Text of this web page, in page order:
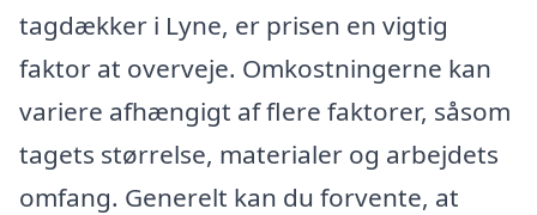
tagdækker i Lyne, er prisen en vigtig
faktor at overveje. Omkostningerne kan
variere afhængigt af flere faktorer, såsom
tagets størrelse, materialer og arbejdets
omfang. Generelt kan du forvente, at